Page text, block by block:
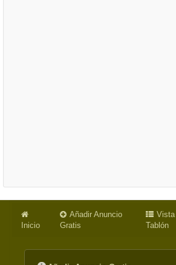
Inicio
Añadir Anuncio
Gratis
Vista
Tablón